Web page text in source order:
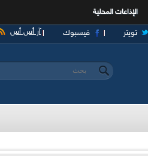
الإذاعات المحلية
آر أس أس فيسبوك تويتر
استمارة البحث
‏بحث ‏